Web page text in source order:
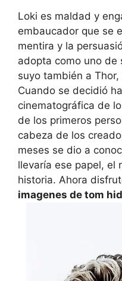
Loki es maldad y
embaucador que se
mentira y la
adopta como uno de
suyo también a
Cuando se decidió
cinematográfica de
de los primeros
cabeza de los
meses se dio a
llevaría ese papel, el
historia. Ahora
imagenes de tom